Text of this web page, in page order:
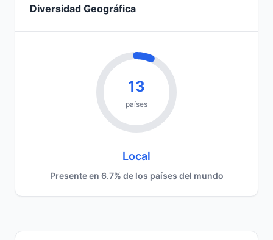
Diversidad Geográfica
13
países
Local
Presente en 6.7% de los países del mundo